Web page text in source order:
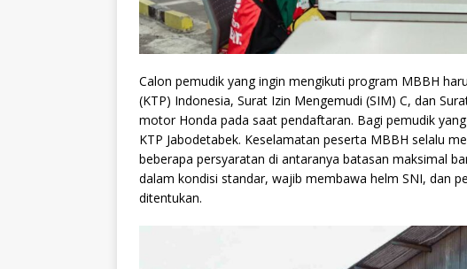
Calon pemudik yang ingin mengikuti program MBBH
(KTP) Indonesia, Surat Izin Mengemudi (SIM) C, dan
motor Honda pada saat pendaftaran. Bagi pemudik
KTP Jabodetabek. Keselamatan peserta MBBH selalu
beberapa persyaratan di antaranya batasan maksimal
dalam kondisi standar, wajib membawa helm SNI, dan
ditentukan.